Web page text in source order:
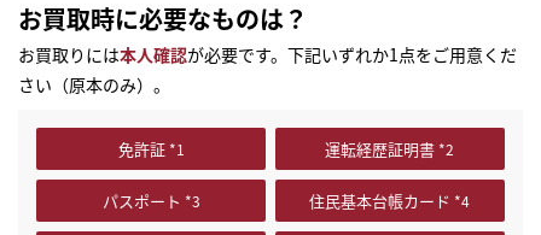
お買取時に必要なものは？
お買取りには本人確認が必要です。下記いずれか1点をご用意くだ
さい（原本のみ）。
免許証 運転経歴証明書
パスポート 住民基本台帳カード